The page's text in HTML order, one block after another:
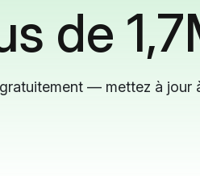
de
— mettez à jour